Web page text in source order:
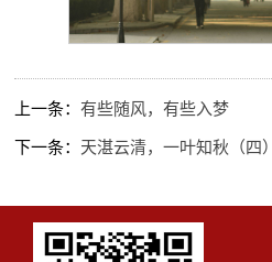
上一条：有些随风，有些入梦
下一条： 天湛云清，一叶知秋（四）